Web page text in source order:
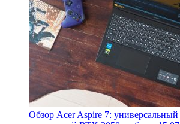
Обзор Acer Aspire 7: универсальный